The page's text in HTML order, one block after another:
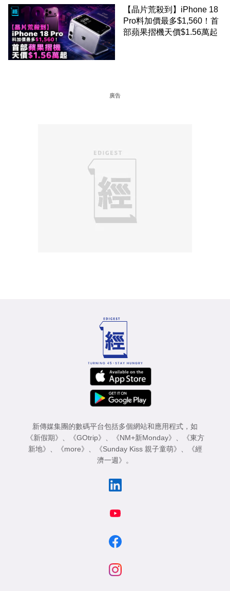
【晶片荒殺到】iPhone 18
Pro料加價最多$1,560！首
部蘋果摺機天價$1.56萬起
廣告
新傳媒集團的數碼平台包括多個網站和應用程式，如
《新假期》
《GOtrip》 《NM+新Monday》
《東方
新地》
《more》 《Sunday Kiss 親子童萌》
《經
濟一週》
。